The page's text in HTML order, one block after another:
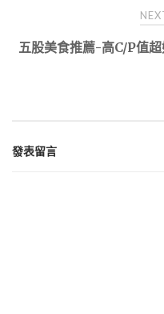
五股美食推薦-高C/P值超
發表留言